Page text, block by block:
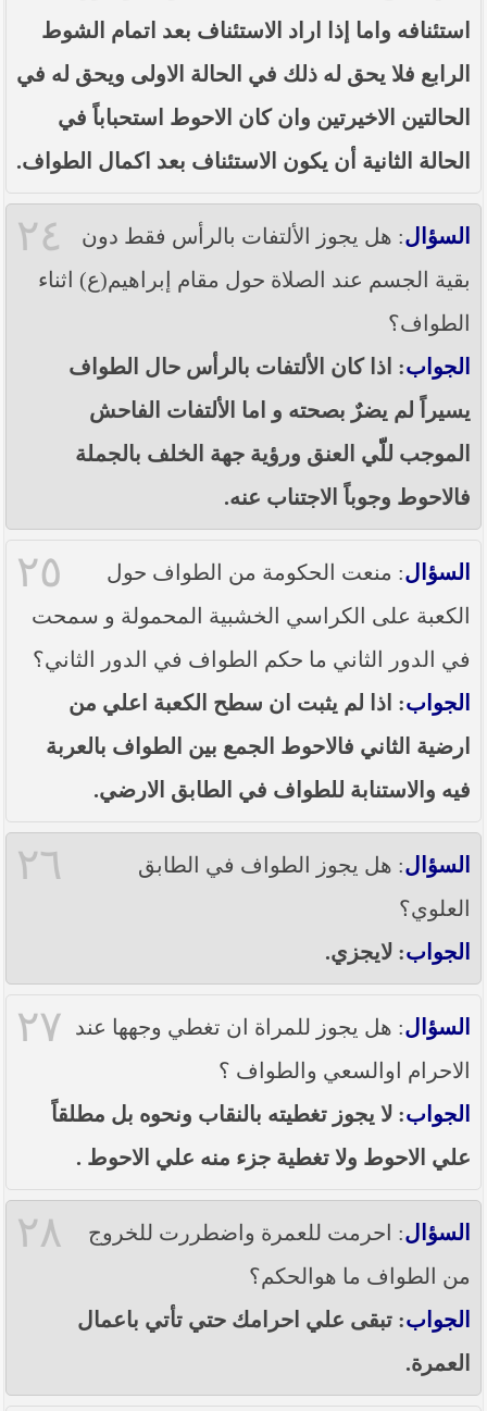
استئنافه واما إذا اراد الاستئناف بعد اتمام الشوط
الرابع فلا يحق له ذلك في الحالة الاولى ويحق له في
الحالتين الاخيرتين وان كان الاحوط استحباباً في
الحالة الثانية أن يكون الاستئناف بعد اكمال الطواف.
٢٤ السؤال: هل يجوز الألتفات بالرأس فقط دون
بقية الجسم عند الصلاة حول مقام إبراهيم(ع) اثناء
الطواف؟
الجواب: اذا كان الألتفات بالرأس حال الطواف
يسيراً لم يضرٌ بصحته و اما الألتفات الفاحش
الموجب للّّي العنق ورؤية جهة الخلف بالجملة
فالاحوط وجوباً الاجتناب عنه.
٢٥ السؤال: منعت الحكومة من الطواف حول
الكعبة على الكراسي الخشبية المحمولة و سمحت
في الدور الثاني ما حكم الطواف في الدور الثاني؟
الجواب: اذا لم يثبت ان سطح الكعبة اعلي من
ارضية الثاني فالاحوط الجمع بين الطواف بالعربة
فيه والاستنابة للطواف في الطابق الارضي.
٢٦ السؤال: هل يجوز الطواف في الطابق
العلوي؟
الجواب: لايجزي.
٢٧ السؤال: هل يجوز للمراة ان تغطي وجهها عند
الاحرام اوالسعي والطواف ؟
الجواب: لا يجوز تغطيته بالنقاب ونحوه بل مطلقاً
علي الاحوط ولا تغطية جزء منه علي الاحوط .
٢٨ السؤال: احرمت للعمرة واضطررت للخروج
من الطواف ما هوالحكم؟
الجواب: تبقى علي احرامك حتي تأتي باعمال
العمرة.